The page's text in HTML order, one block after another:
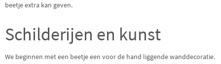
beetje extra kan geven.
Schilderijen en kunst
We beginnen met een beetje een voor de hand liggende wanddecoratie.